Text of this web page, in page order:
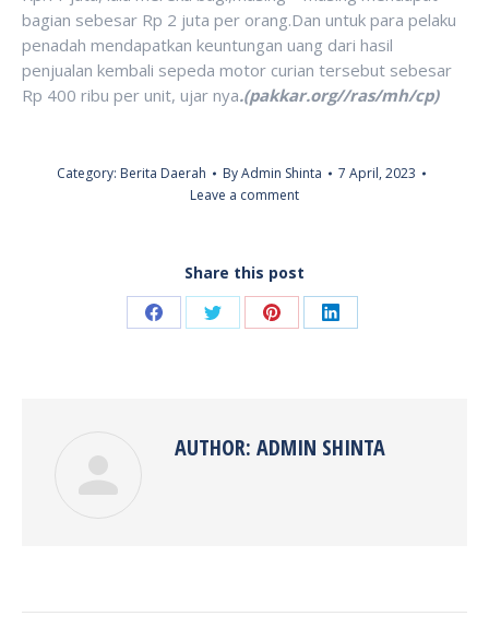
bagian sebesar Rp 2 juta per orang.Dan untuk para pelaku
penadah mendapatkan keuntungan uang dari hasil
penjualan kembali sepeda motor curian tersebut sebesar
Rp 400 ribu per unit, ujar nya.(pakkar.org//ras/mh/cp)
Category: Berita Daerah ByAdmin Shinta
7 April, 2023
Leave a comment
Share this post
Share Share Share Share
AUTHOR: ADMIN SHINTA